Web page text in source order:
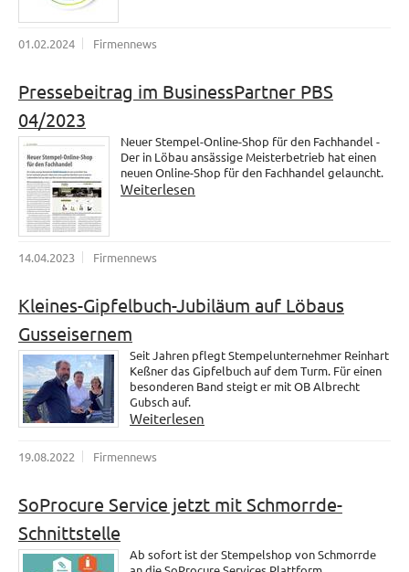
01.02.2024 Firmennews
Pressebeitrag im BusinessPartner PBS
04/2023
Neuer Stempel-Online-Shop für den Fachhandel -
Der in Löbau ansässige Meisterbetrieb hat einen
neuen Online-Shop für den Fachhandel gelauncht.
Weiterlesen
14.04.2023 Firmennews
Kleines-Gipfelbuch-Jubiläum auf Löbaus
Gusseisernem
Seit Jahren pflegt Stempelunternehmer Reinhart
Keßner das Gipfelbuch auf dem Turm. Für einen
besonderen Band steigt er mit OB Albrecht
Gubsch auf.
Weiterlesen
19.08.2022 Firmennews
SoProcure Service jetzt mit Schmorrde-
Schnittstelle
Ab sofort ist der Stempelshop von Schmorrde